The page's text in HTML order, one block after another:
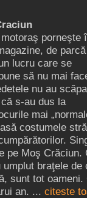
porneşte
de parcă
lucru care se
să nu mai
nu au
s-au dus la
mai
costumele
pe Moş Crăciun.
braţele
sunt tot
an. ... citeste